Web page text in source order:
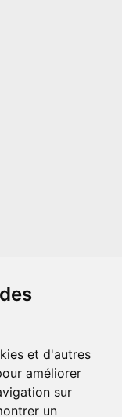
et d'autres
améliorer
sur
un
aucun cas lié de
Company, Pixar,
Toute demande